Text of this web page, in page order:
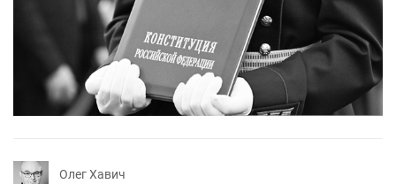
Олег Хавич